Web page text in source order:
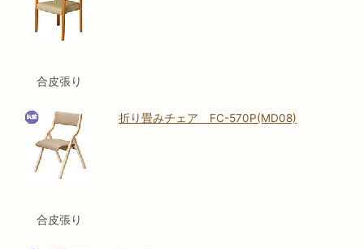
合皮張り
合皮張り
折り畳みチェア FC-570P(MD08)